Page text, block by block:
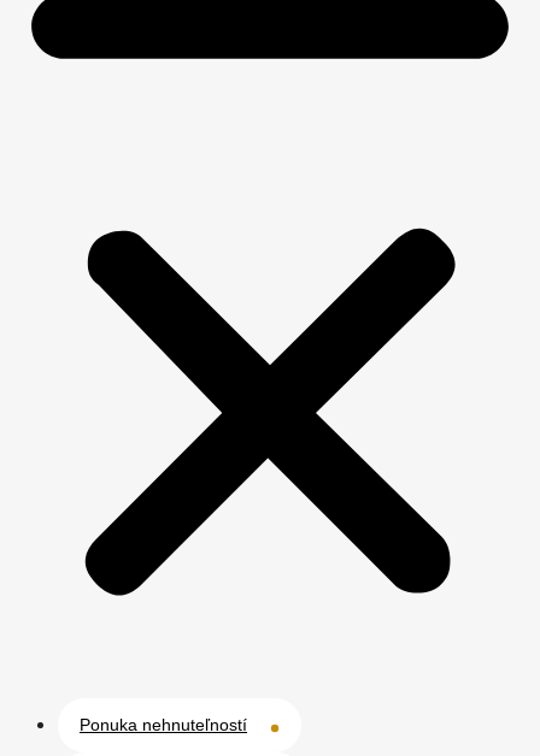
Ponuka nehnuteľností